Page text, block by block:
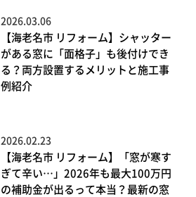
2026.03.06
【海老名市 リフォーム】シャッター
がある窓に「面格子」も後付けでき
る？両方設置するメリットと施工事
例紹介
2026.02.23
【海老名市 リフォーム】「窓が寒す
ぎて辛い…」2026年も最大100万円
の補助金が出るって本当？最新の窓